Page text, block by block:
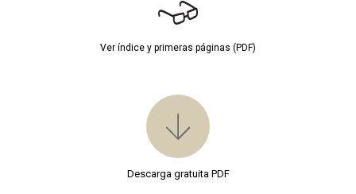
Ver índice y primeras páginas (PDF)
Descarga gratuita PDF